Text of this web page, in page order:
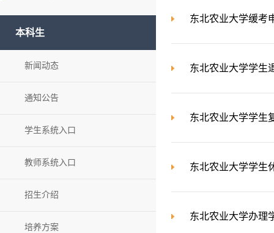
本科生
新闻动态
通知公告
学生系统入口
教师系统入口
招生介绍
培养方案
东北农业大学缓考
东北农业大学学生
东北农业大学学生
东北农业大学学生
东北农业大学办理